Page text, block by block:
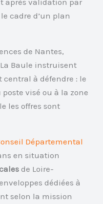
après validation par
cadre d’un plan
de Nantes,
Baule instruisent
central à défendre : le
visé ou à la zone
les offres sont
Départemental
en situation
de Loire-
dédiées à
selon la mission